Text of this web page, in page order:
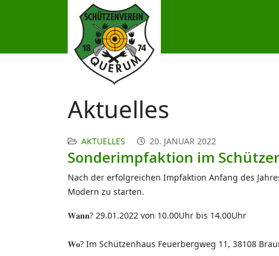
Aktuelles
AKTUELLES 20. JANUAR 2022
Sonderimpfaktion im
Nach der erfolgreichen Impfaktion Anfang des
Modern zu starten.
𝐖𝐚𝐧𝐧? 29.01.2022 von 10.00Uhr bis 14.00Uhr
𝐖𝐨? Im Schützenhaus Feuerbergweg 11, 38108